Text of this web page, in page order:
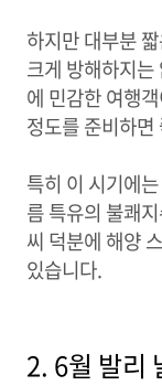
하지만 대부분
크게 방해하지
에 민감한 여행
정도를 준비하면
특히 이 시기에
름 특유의 불쾌
씨 덕분에 해양
있습니다.
2. 6월 발리